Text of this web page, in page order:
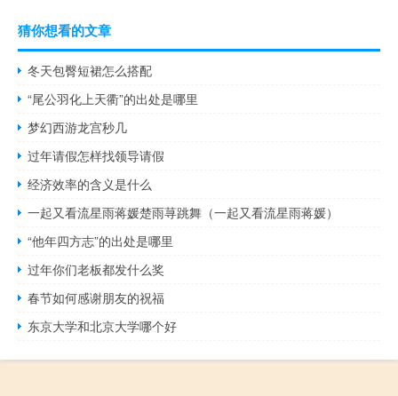
猜你想看的文章
冬天包臀短裙怎么搭配
“尾公羽化上天衢”的出处是哪里
梦幻西游龙宫秒几
过年请假怎样找领导请假
经济效率的含义是什么
一起又看流星雨蒋媛楚雨荨跳舞（一起又看流星雨蒋媛）
“他年四方志”的出处是哪里
过年你们老板都发什么奖
春节如何感谢朋友的祝福
东京大学和北京大学哪个好